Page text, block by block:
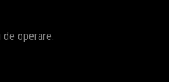
operare.